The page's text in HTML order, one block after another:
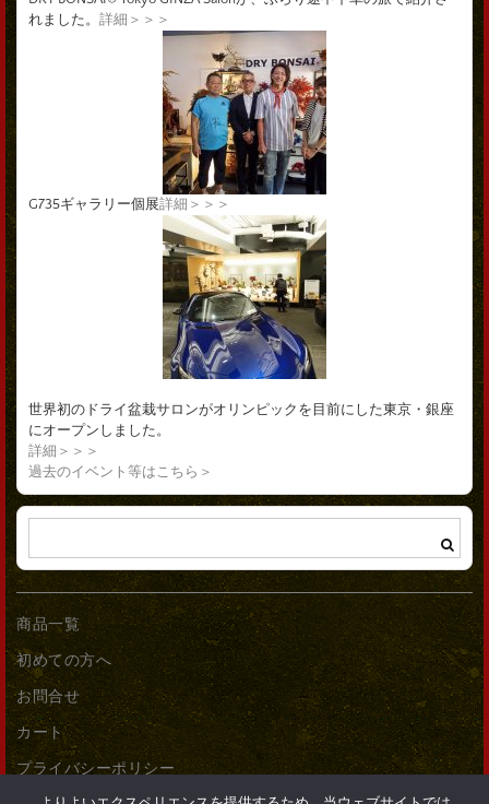
れました。 詳細＞＞＞
G735ギャラリー個展詳細＞＞＞
世界初のドライ盆栽サロンがオリンピックを目前にした東京・銀座
にオープンしました。
詳細＞＞＞
過去のイベント等はこちら＞
商品一覧
初めての方へ
お問合せ
カート
プライバシーポリシー